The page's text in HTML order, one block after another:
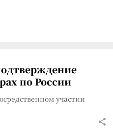
по России
участии